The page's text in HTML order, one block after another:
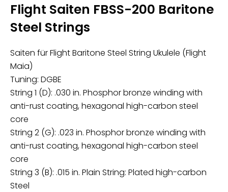
Flight Saiten FBSS-200 Baritone
Steel Strings
Saiten für Flight Baritone Steel String Ukulele (Flight
Maia)
Tuning: DGBE
String 1 (D): .030 in. Phosphor bronze winding with
anti-rust coating, hexagonal high-carbon steel
core
String 2 (G): .023 in. Phosphor bronze winding with
anti-rust coating, hexagonal high-carbon steel
core
String 3 (B): .015 in. Plain String: Plated high-carbon
Steel